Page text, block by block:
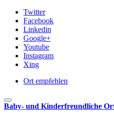
Twitter
Facebook
Linkedin
Google+
Youtube
Instagram
Xing
Ort empfehlen
Toggle navigation
Baby- und Kinderfreundliche